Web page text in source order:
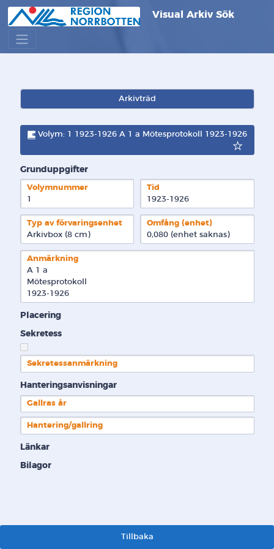
Visual Arkiv Sök
Arkivträd
Volym: 1 1923-1926 A 1 a Mötesprotokoll 1923-1926
Grunduppgifter
Volymnummer
Tid
1923-1926
Typ av förvaringsenhet
Arkivbox (8 cm)
Omfång (enhet)
0,080 (enhet saknas)
Anmärkning
A 1 a
Mötesprotokoll
1923-1926
Placering
Sekretess
Sekretessanmärkning
Hanteringsanvisningar
Gallras år
Hantering/gallring
Länkar
Bilagor
Tillbaka